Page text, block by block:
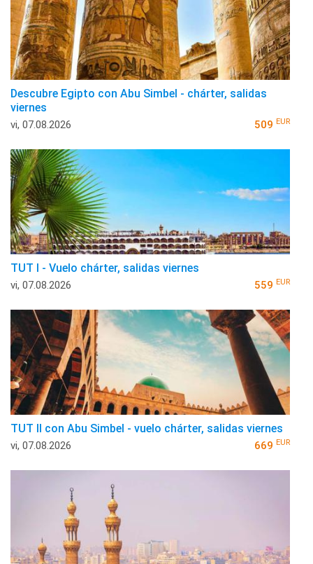
Descubre Egipto con Abu Simbel - chárter, salidas
viernes
vi, 07.08.2026 509 EUR
TUT I - Vuelo chárter, salidas viernes
vi, 07.08.2026 559 EUR
TUT II con Abu Simbel - vuelo chárter, salidas viernes
vi, 07.08.2026 669 EUR